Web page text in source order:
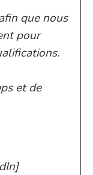
que nous
pour
et de